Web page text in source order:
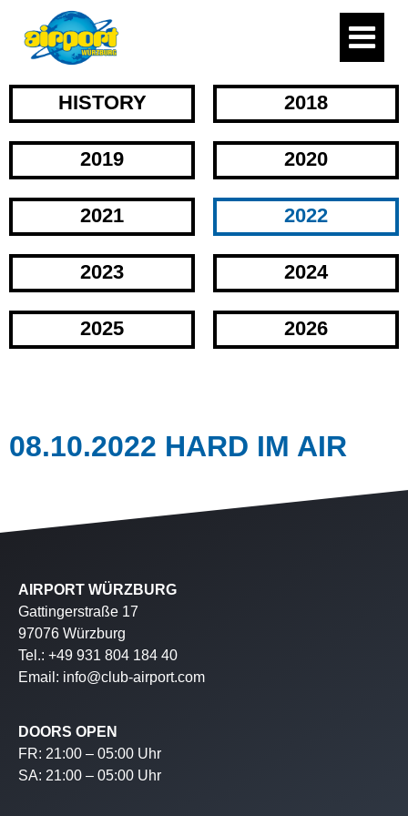
HISTORY 2018
2019 2020
2021 2022
2023 2024
2025 2026
08.10.2022 HARD IM AIR
AIRPORT WÜRZBURG
Gattingerstraße 17
97076 Würzburg
Tel.: +49 931 804 184 40
Email: info@club-airport.com
DOORS OPEN
FR: 21:00 – 05:00 Uhr
SA: 21:00 – 05:00 Uhr